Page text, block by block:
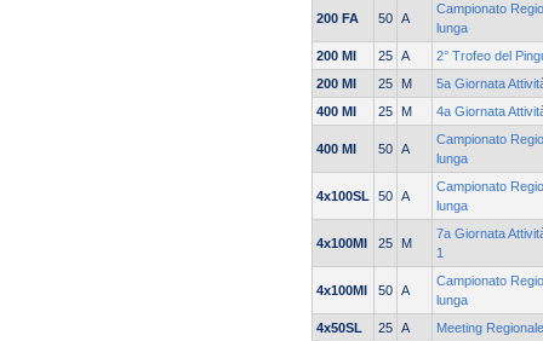
200 FA 50 A
Campionato
lunga
200 MI
25 A
2° Trofeo del
200 MI
25 M
5a Giornata
400 MI
25 M 4a Giornata
400 MI 50 A
Campionato
lunga
4x100SL 50 A
Campionato
lunga
4x100MI 25 M
7a Giornata
1
4x100MI 50 A
Campionato
lunga
4x50SL
25 A
Meeting